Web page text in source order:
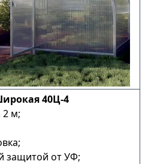
40Ц-4
м;
защитой от УФ;